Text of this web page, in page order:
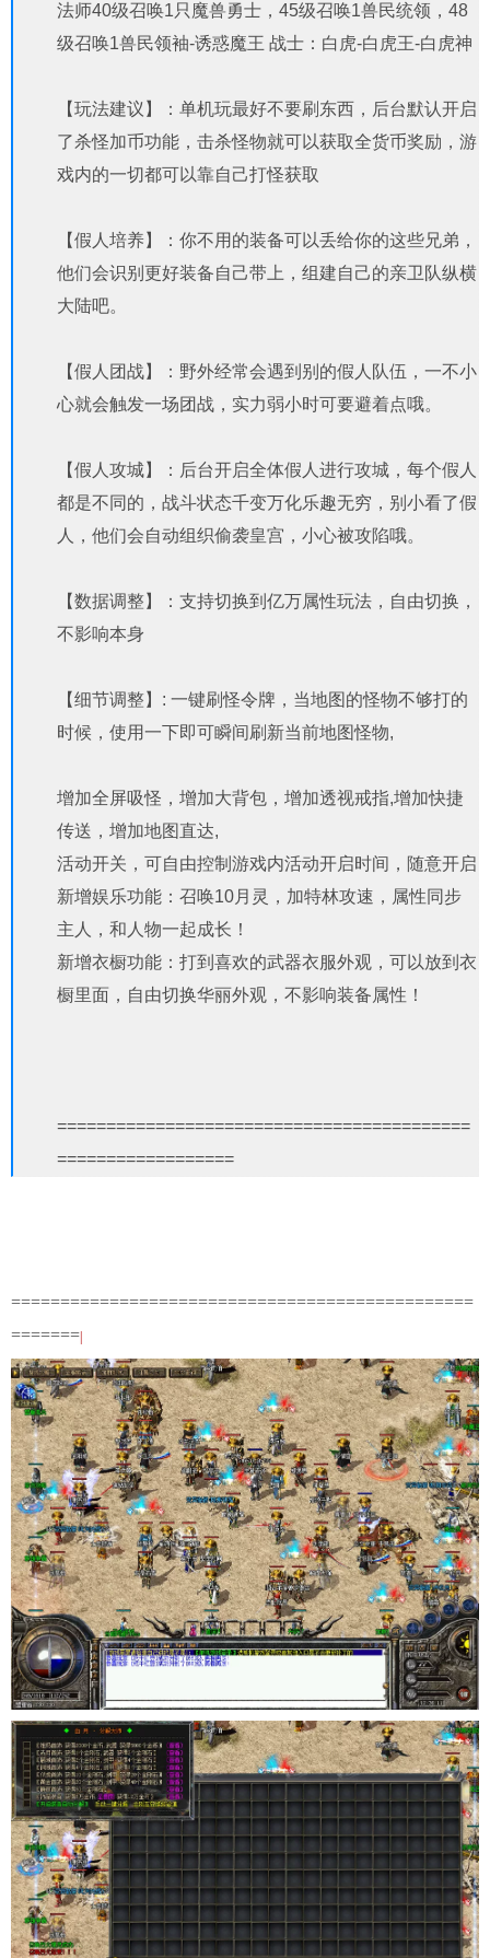
法师40级召唤1只魔兽勇士，45级召唤1兽民统领，48
级召唤1兽民领袖-诱惑魔王 战士：白虎-白虎王-白虎神
【玩法建议】：单机玩最好不要刷东西，后台默认开启
了杀怪加币功能，击杀怪物就可以获取全货币奖励，游
戏内的一切都可以靠自己打怪获取
【假人培养】：你不用的装备可以丢给你的这些兄弟，
他们会识别更好装备自己带上，组建自己的亲卫队纵横
大陆吧。
【假人团战】：野外经常会遇到别的假人队伍，一不小
心就会触发一场团战，实力弱小时可要避着点哦。
【假人攻城】：后台开启全体假人进行攻城，每个假人
都是不同的，战斗状态千变万化乐趣无穷，别小看了假
人，他们会自动组织偷袭皇宫，小心被攻陷哦。
【数据调整】：支持切换到亿万属性玩法，自由切换，
不影响本身
【细节调整】: 一键刷怪令牌，当地图的怪物不够打的
时候，使用一下即可瞬间刷新当前地图怪物,
增加全屏吸怪，增加大背包，增加透视戒指,增加快捷
传送，增加地图直达,
活动开关，可自由控制游戏内活动开启时间，随意开启
新增娱乐功能：召唤10月灵，加特林攻速，属性同步
主人，和人物一起成长！
新增衣橱功能：打到喜欢的武器衣服外观，可以放到衣
橱里面，自由切换华丽外观，不影响装备属性！
==========================================
==================
===============================================
=======